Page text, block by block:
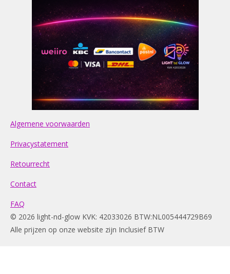
Algemene voorwaarden
Privacystatement
Retourrecht
Contact
FAQ
© 2026 light-nd-glow KVK: 42033026 BTW:NL005444729B69
Alle prijzen op onze website zijn Inclusief BTW